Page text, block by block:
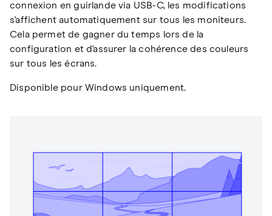
connexion en guirlande via USB-C, les modifications
s'affichent automatiquement sur tous les moniteurs.
Cela permet de gagner du temps lors de la
configuration et d'assurer la cohérence des couleurs
sur tous les écrans.
Disponible pour Windows uniquement.